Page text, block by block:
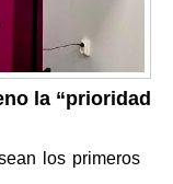
la “prioridad
los primeros